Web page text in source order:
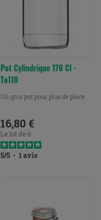
Pot Cylindrique 170 Cl -
To110
Un gros pot pour plus de place
Prix
16,80 €
Le lot de 6
5/5 - 1avis